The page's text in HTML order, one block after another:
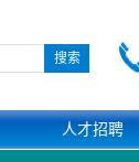
人才招聘